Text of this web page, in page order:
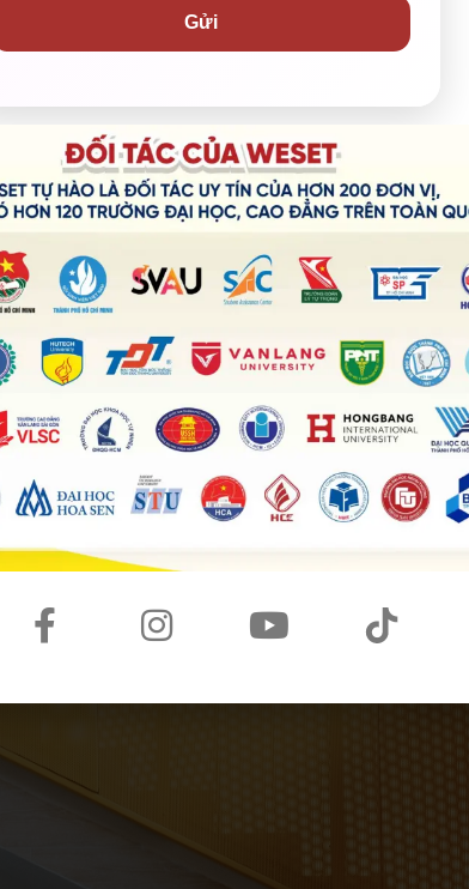
mẫu) + …
+ …
đi học vào thứ Bảy.)
…?
hoặc các cụm từ chỉ sự thường xuyên:
occasionally, seldom, rarely, never, hardly ever.
once a week, twice a month, on Mondays/Tuesdays,
Gửi